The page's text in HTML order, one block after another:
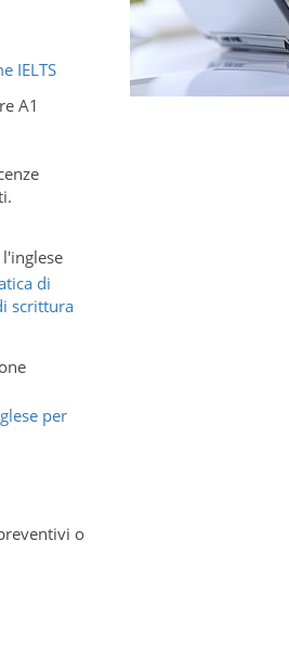
IELTS
A1
di
scrittura
per
o